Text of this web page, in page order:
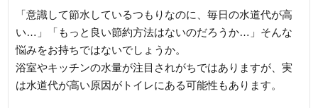
「意識して節水しているつもりなのに、毎日の水道代が高
い…」「もっと良い節約方法はないのだろうか…」そんな
悩みをお持ちではないでしょうか。
浴室やキッチンの水量が注目されがちではありますが、実
は水道代が高い原因がトイレにある可能性もあります。